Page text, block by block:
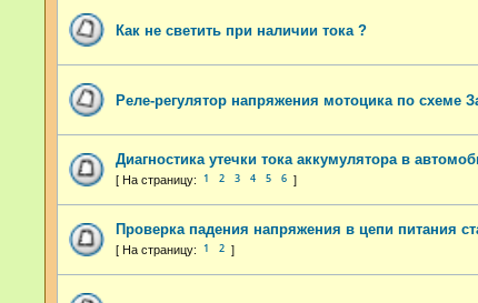
Как не светить при наличии тока ?
Реле-регулятор напряжения мотоцика по схеме
Диагностика утечки тока аккумулятора в
1 2 3 4 5 6
Проверка падения напряжения в цепи питания
1 2